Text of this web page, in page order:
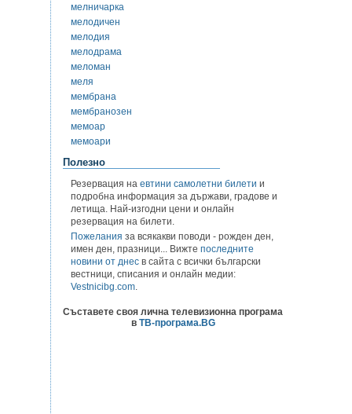
мелничарка
мелодичен
мелодия
мелодрама
меломан
меля
мембрана
мембранозен
мемоар
мемоари
Полезно
Резервация на евтини самолетни билети и
подробна информация за държави, градове и
летища. Най-изгодни цени и онлайн
резервация на билети.
Пожелания за всякакви поводи - рожден ден,
имен ден, празници... Вижте последните
новини от днес в сайта с всички български
вестници, списания и онлайн медии:
Vestnicibg.com.
Съставете своя лична телевизионна програма
в ТВ-програма.BG